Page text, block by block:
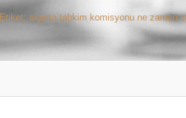
Etiket: sigorta tahkim komisyonu ne zaman